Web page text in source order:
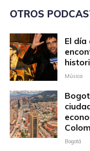
OTROS
El día
Música
Bogotá